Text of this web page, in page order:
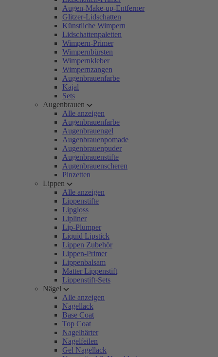
Augen-Make-up-Entferner
Glitzer-Lidschatten
Künstliche Wimpern
Lidschattenpaletten
Wimpern-Primer
Wimpernbürsten
Wimpernkleber
Wimpernzangen
Augenbrauenfarbe
Kajal
Sets
Augenbrauen
Alle anzeigen
Augenbrauenfarbe
Augenbrauengel
Augenbrauenpomade
Augenbrauenpuder
Augenbrauenstifte
Augenbrauenscheren
Pinzetten
Lippen
Alle anzeigen
Lippenstifte
Lipgloss
Lipliner
Lip-Plumper
Liquid Lipstick
Lippen Zubehör
Lippen-Primer
Lippenbalsam
Matter Lippenstift
Lippenstift-Sets
Nägel
Alle anzeigen
Nagellack
Base Coat
Top Coat
Nagelhärter
Nagelfeilen
Gel Nagellack